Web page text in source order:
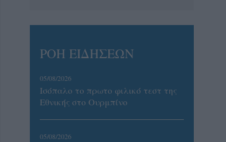
ΡΟΗ ΕΙΔΗΣΕΩΝ
05/08/2026
Ισόπαλο το πρωτο φιλικό τεστ της
Εθνικής στο Ουρμπίνο
05/08/2026